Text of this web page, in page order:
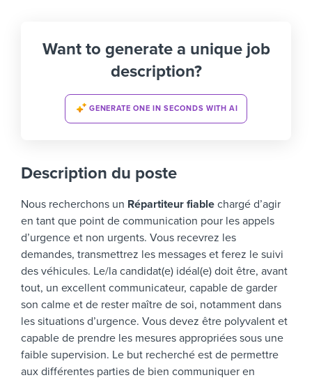
Want to generate a unique job
description?
GENERATE ONE IN SECONDS WITH AI
Description du poste
Nous recherchons un Répartiteur fiable chargé d’agir
en tant que point de communication pour les appels
d’urgence et non urgents. Vous recevrez les
demandes, transmettrez les messages et ferez le suivi
des véhicules. Le/la candidat(e) idéal(e) doit être, avant
tout, un excellent communicateur, capable de garder
son calme et de rester maître de soi, notamment dans
les situations d’urgence. Vous devez être polyvalent et
capable de prendre les mesures appropriées sous une
faible supervision. Le but recherché est de permettre
aux différentes parties de bien communiquer en